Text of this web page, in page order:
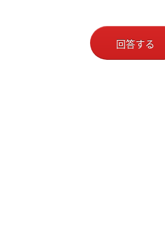
回答する